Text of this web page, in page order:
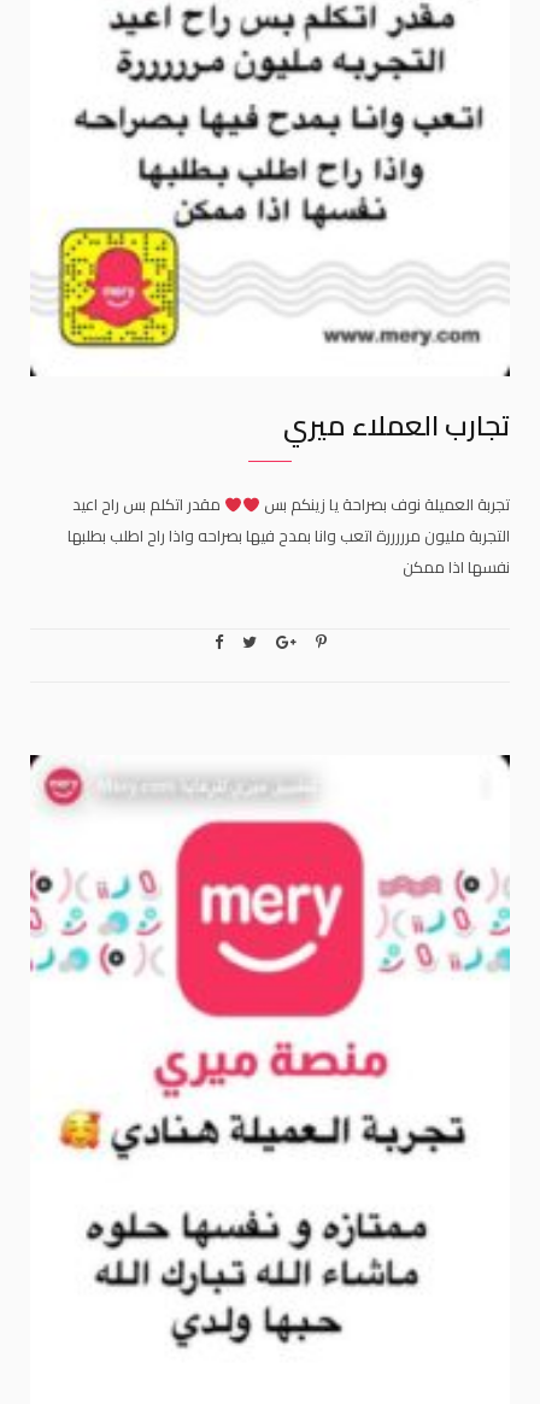
تجارب العملاء ميري
تجربة العميلة نوف بصراحة يا زينكم بس
مقدر اتكلم بس راح اعيد
التجربة مليون مرررررة اتعب وانا بمدح فيها بصراحه واذا راح اطلب بطلبها
نفسها اذا ممكن